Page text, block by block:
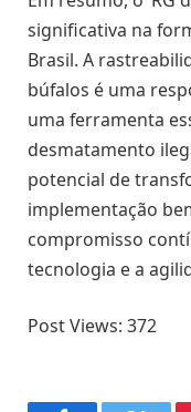
significativa na
Brasil. A
búfalos é uma
uma ferramenta
desmatamento
potencial de
implementação
compromisso
tecnologia e a
Post Views: 372